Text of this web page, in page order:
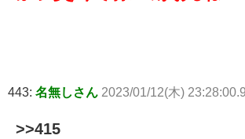
443: 名無しさん 2023/01/12(木)
>>415